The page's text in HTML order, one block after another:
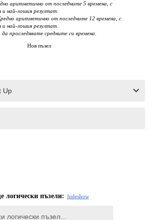
аритметично от последните 5 времена, с
и най-лошия резултат.
аритметично от последните 12 времена, с
и най-лошия резултат.
проследявате средните си времена.
Нов пъзел
логически пъзели: hideshow